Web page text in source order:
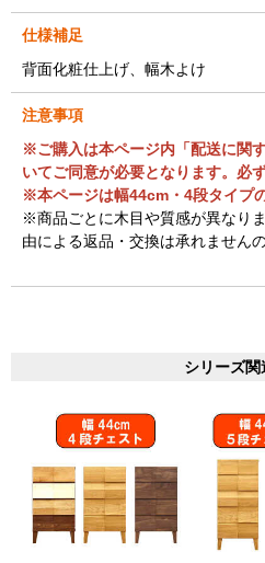
仕様補足
背面化粧仕上げ、幅木よけ
注意事項
※ご購入は本ページ内「配送に関
いてご同意が必要となります。必
※本ページは幅44cm・4段タイプ
※商品ごとに木目や質感が異なり
由による返品・交換は承れません
シリーズ関